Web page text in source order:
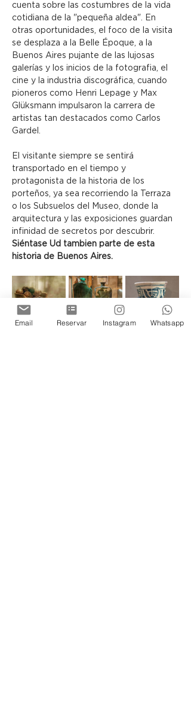
cuenta sobre las costumbres de la vida
cotidiana de la "pequeña aldea". En
otras oportunidades, el foco de la visita
se desplaza a la Belle Époque, a la
Buenos Aires pujante de las lujosas
galerías y los inicios de la fotografia, el
cine y la industria discográfica, cuando
pioneros como Henri Lepage y Max
Glüksmann impulsaron la carrera de
artistas tan destacados como Carlos
Gardel.
El visitante siempre se sentirá
transportado en el tiempo y
protagonista de la historia de los
porteños, ya sea recorriendo la Terraza
o los Subsuelos del Museo, donde la
arquitectura y las exposiciones guardan
infinidad de secretos por descubrir.
Siéntase Ud tambien parte de esta
historia de Buenos Aires.
Email Reservar Instagram Whatsapp